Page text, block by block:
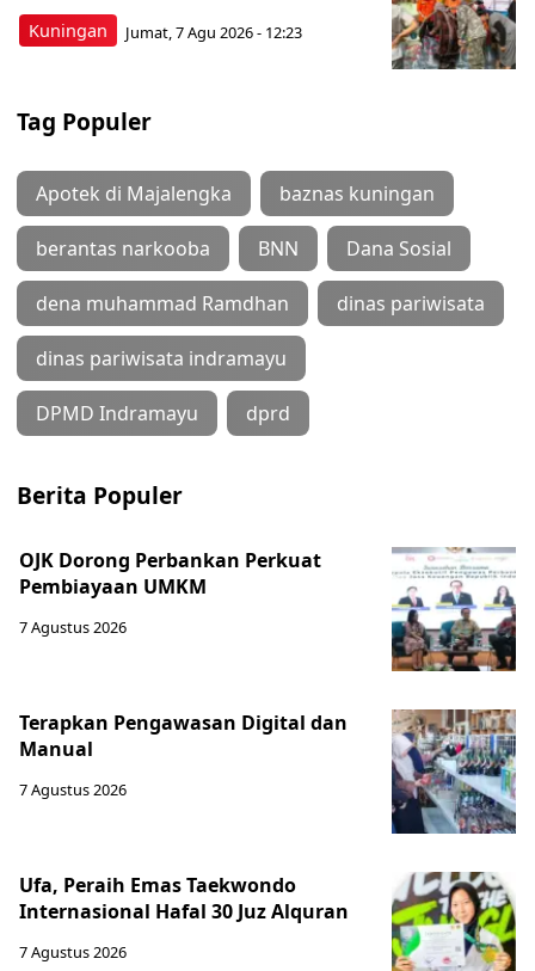
Kuningan Jumat, 7 Agu 2026 - 12:23
Tag Populer
Apotek di Majalengka baznas kuningan
berantas narkooba BNN Dana Sosial
dena muhammad Ramdhan dinas pariwisata
dinas pariwisata indramayu
DPMD Indramayu dprd
Berita Populer
OJK Dorong Perbankan Perkuat
Pembiayaan UMKM
7 Agustus 2026
Terapkan Pengawasan Digital dan
Manual
7 Agustus 2026
Ufa, Peraih Emas Taekwondo
Internasional Hafal 30 Juz Alquran
7 Agustus 2026